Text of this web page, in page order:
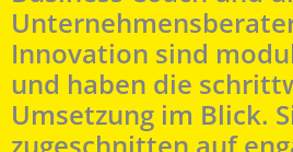
Innovation sind
und haben die
Umsetzung im Blick.
zugeschnitten auf